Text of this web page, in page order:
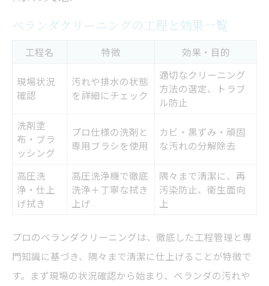
高圧洗浄の実力と注意ポイント
ベランダクリーニングでカビも安心除去
ベランダクリーニングが快適空間をつくる理由
清潔なベランダが生活に与える影響
空気の通り道を整える掃除の大切さ
プロによるベランダ掃除で心地よさUP
ベランダクリーニングで得られる安心感
賃貸物件でのベランダ掃除の注意点を解説
ベランダ掃除時のNG行動と注意点
契約前に確認したい掃除のルール
ベランダクリーニングの工程と効果一覧
工程名 特徴 効果・目的
現場状況
確認
汚れや排水の状態
を詳細にチェック
適切なクリーニング
方法の選定、トラブ
ル防止
洗剤塗
布・ブラ
ッシング
プロ仕様の洗剤と
専用ブラシを使用
カビ・黒ずみ・頑固
な汚れの分解除去
高圧洗
浄・仕上
げ拭き
高圧洗浄機で徹底
洗浄＋丁寧な拭き
上げ
隅々まで清潔に、再
汚染防止、衛生面向
上
プロのベランダクリーニングは、徹底した工程管理と専
門知識に基づき、隅々まで清潔に仕上げることが特徴で
す。まず現場の状況確認から始まり、ベランダの汚れや